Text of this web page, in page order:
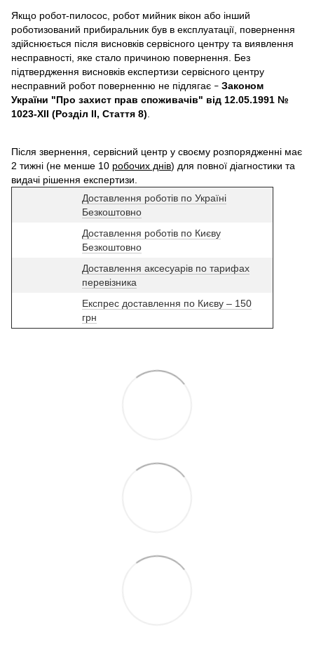
Якщо робот-пилосос, робот мийник вікон або інший
роботизований прибиральник був в експлуатації, повернення
здійснюється після висновків сервісного центру та виявлення
несправності, яке стало причиною повернення. Без
підтвердження висновків експертизи сервісного центру
несправний робот поверненню не підлягає – Законом
України "Про захист прав споживачів" від 12.05.1991 №
1023-XII (Розділ II, Стаття 8)
Після звернення, сервісний центр у своєму розпорядженні має
2 тижні (не менше 10 робочих днів) для повної діагностики та
видачі рішення експертизи.
Доставлення роботів по Україні
Безкоштовно
Доставлення роботів по Києву
Безкоштовно
Доставлення аксесуарів по тарифах
перевізника
Експрес доставлення по Києву – 150
грн